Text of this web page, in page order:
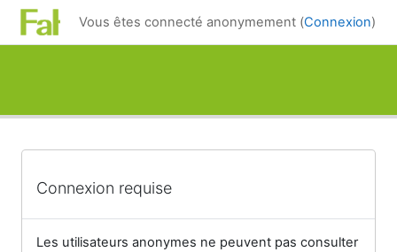
Passer au contenu principal
Vous êtes connecté anonymement (Connexion)
Connexion requise
Les utilisateurs anonymes ne peuvent pas consulter